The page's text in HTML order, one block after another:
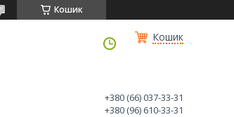
Кошик
Кошик
+380 (66) 037-33-31
+380 (96) 610-33-31